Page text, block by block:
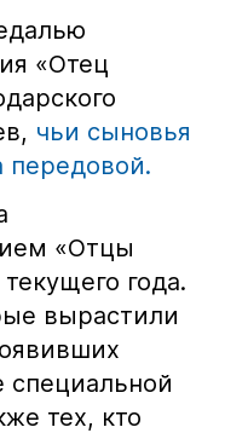
«Отец
чьи сыновья
передовой.
«Отцы
года.
вырастили
специальной
тех, кто